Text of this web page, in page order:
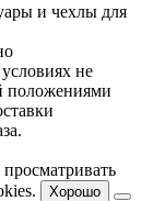
и чехлы для
не
положениями
Хорошо